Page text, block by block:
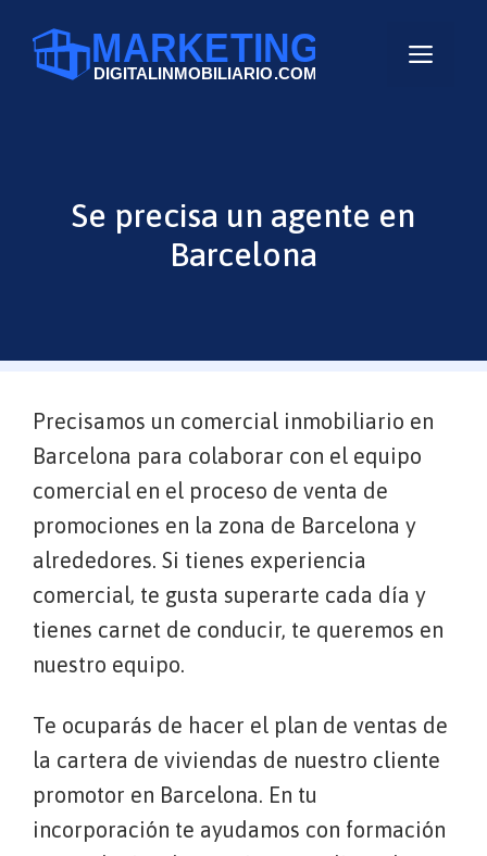
contenido
Se precisa un agente en
Barcelona
Precisamos un comercial inmobiliario en
Barcelona para colaborar con el equipo
comercial en el proceso de venta de
promociones en la zona de Barcelona y
alrededores. Si tienes experiencia
comercial, te gusta superarte cada día y
tienes carnet de conducir, te queremos en
nuestro equipo.
Te ocuparás de hacer el plan de ventas de
la cartera de viviendas de nuestro cliente
promotor en Barcelona. En tu
incorporación te ayudamos con formación